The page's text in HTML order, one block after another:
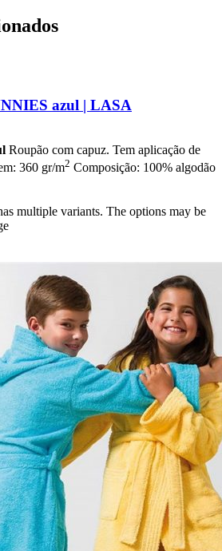
azul | LASA
Roupão com capuz. Tem aplicação de
360 gr/m2 Composição: 100% algodão
multiple variants. The options may be